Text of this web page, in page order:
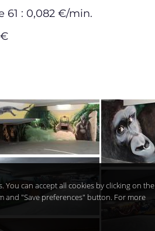
61 : 0,082 €/min.
can accept all cookies by clicking on the
and "Save preferences" button. For more